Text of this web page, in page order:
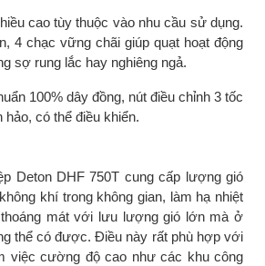
cao tùy thuộc vào nhu cầu sử dụng.
4 chạc vững chãi giúp quạt hoạt động
sợ rung lắc hay nghiêng ngả.
100% dây đồng, nút điều chỉnh 3 tốc
hảo, có thể điều khiển.
Deton DHF 750T cung cấp lượng gió
khí trong không gian, làm hạ nhiệt
thoáng mát với lưu lượng gió lớn mà ở
thể có được. Điều này rất phù hợp với
việc cường độ cao như các khu công